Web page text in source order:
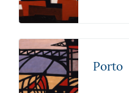
Porto